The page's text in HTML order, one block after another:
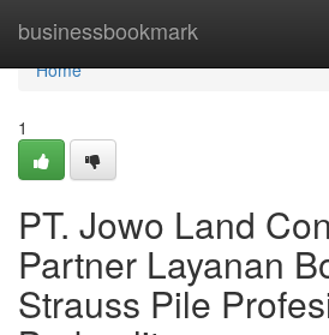
businessbookmark
Home
Home
1
PT. Jowo Land
Partner Layanan
Strauss Pile